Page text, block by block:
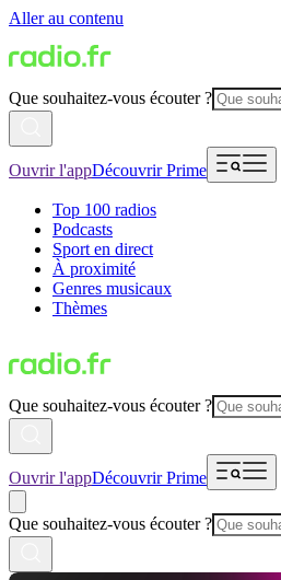
Aller au contenu
Que souhaitez-vous écouter ?
Ouvrir l'appDécouvrir Prime
Top 100 radios
Podcasts
Sport en direct
À proximité
Genres musicaux
Thèmes
Que souhaitez-vous écouter ?
Ouvrir l'appDécouvrir Prime
Que souhaitez-vous écouter ?